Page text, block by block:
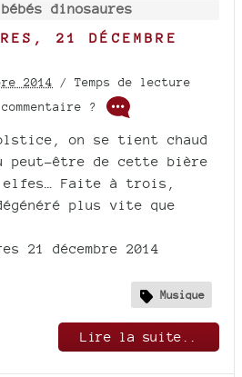
dinosaures
21 DÉCEMBRE
2014 / Temps de lecture
?
on se tient chaud
peut-être de cette bière
Faite à trois,
plus vite que
21 décembre 2014
Musique
Lire la suite..